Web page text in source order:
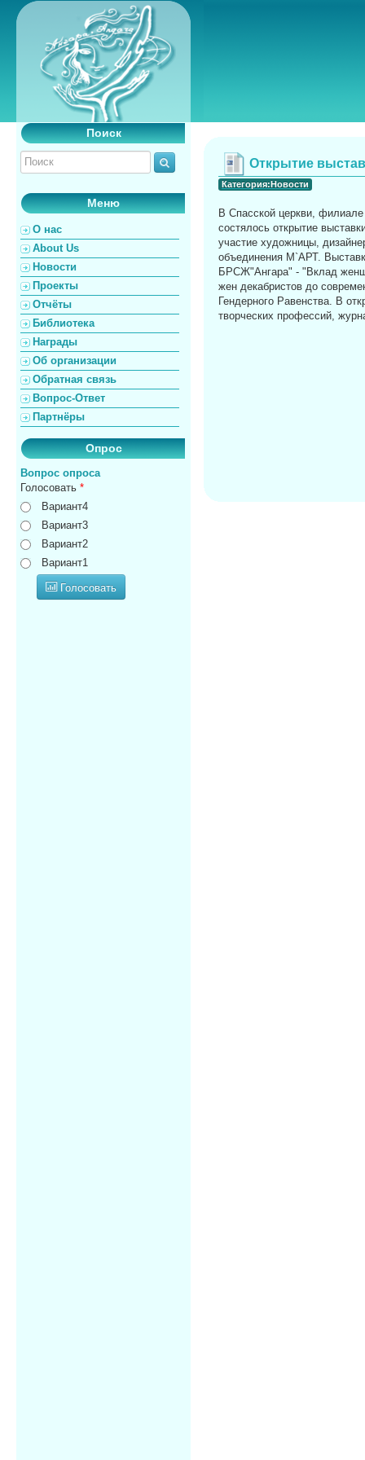
Поиск
Меню
О нас
About Us
Новости
Проекты
Отчёты
Библиотека
Награды
Об организации
Обратная связь
Вопрос-Ответ
Партнёры
Опрос
Вопрос опроса
Голосовать *
Вариант4
Вариант3
Вариант2
Вариант1
Голосовать
Открытие
Категория:Новости
В Спасской церкви, филиале
состялось открытие
участие художницы,
объединения М`АРТ.
БРСЖ"Ангара" - "Вклад
жен декабристов до
Гендерного Равенства. В
творческих профессий,